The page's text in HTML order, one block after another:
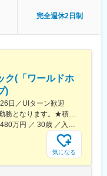
ナルオンコロジー」に関
とともに、患者さんの身体
それぞれ在籍拠点をベー
業務を通じた「感動」と
を重視した風土です。
ます。
完全週休2日制
ク(「ワールドホ
)
日／UIターン歓迎
全国各地のパートナー提携企業先での勤務となります。★積極採用中エリア東京・神奈川・千葉・埼玉・大阪・京都・滋賀・兵庫・愛知・三重・福岡※北海道・沖縄県を除く45都府県に多彩なプロジェクトを用意。※勤務地は希望を最大限考慮して決定します。※U・Iターン歓迎！住宅補助あり（月6万7000円まで会社補助）＼NEW！エリア制度導入／全国でスキルを伸ばしたい方も、好きな場所で研究をしたい方も、ご希望をお聞かせください！詳細は選考時にご案内いたします。【配属先企業の一例】中外製薬株式会社中外製薬工業株式会社株式会社明治堺化学工業株式会社日本化薬株式会社日東電工株式会社 豊橋事業所ニプロファーマ株式会社 大舘工場株式会社カネカ株式会社DNPファインケミカル宇都宮株式会社中外医科学研究所東邦チタニウム株式会社高田製薬株式会社株式会社理研ジェネシス株式会社マテリアルゲート三井化学EMS株式会社株式会社エネコート 他
年収390万円 ／ 24歳 ／入社1年 年収480万円 ／ 30歳 ／入社6年
気になる